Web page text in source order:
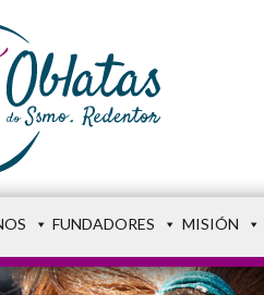
FUNDADORES MISIÓN